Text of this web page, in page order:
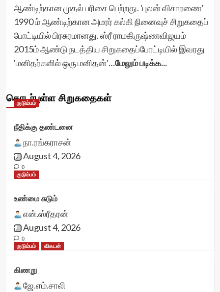
ஆண்டிற்கான முதல் பரிசை பெற்றது. 'புலன் விசாரணை'
1990 ம் ஆண்டிற்கான அமரர் கல்கி நினைவுச் சிறுகதைப்
போட்டியில் பிரசுரமானது. ஸ்ரீ ராமகிருஷ்ணவிஜயம்
2015ம் ஆண்டு நடத்திய சிறுகதைப்போட்டியில் இவரது
'மனிதர்களில் ஒரு மனிதன்'…மேலும் படிக்க...
தொடர்புள்ள சிறுகதைகள்
குடும்பம்
நீதிக்கு தண்டனை
நா.ரங்கராசன்
August 4, 2026
0
குடும்பம்
உண்மை சுடும்
என்.ஸ்ரீதரன்
August 4, 2026
0
குடும்பம்
விகடன்
கிணறு
ஜே.எம்.சாலி